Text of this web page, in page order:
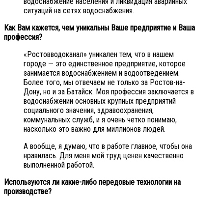
ситуаций на сетях водоснабжения.
Как Вам кажется, чем уникальны Ваше предприятие и Ваша
профессия?
«Ростовводоканал» уникален тем, что в нашем
городе — это единственное предприятие, которое
занимается водоснабжением и водоотведением.
Более того, мы отвечаем не только за Ростов-на-
Дону, но и за Батайск. Моя профессия заключается в
водоснабжении основных крупных предприятий
социального значения, здравоохранения,
коммунальных служб, и я очень четко понимаю,
насколько это важно для миллионов людей.
А вообще, я думаю, что в работе главное, чтобы она
нравилась. Для меня мой труд ценен качественно
выполненной работой.
Используются ли какие-либо передовые технологии на
производстве?